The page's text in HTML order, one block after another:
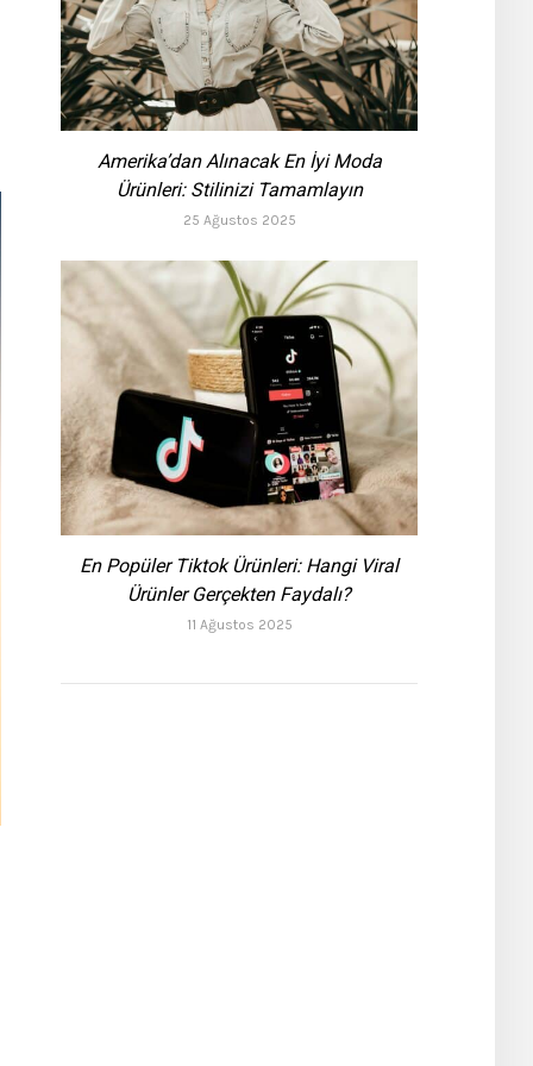
Amerika’dan Alınacak En İyi Moda
Ürünleri: Stilinizi Tamamlayın
25 Ağustos 2025
En Popüler Tiktok Ürünleri: Hangi Viral
Ürünler Gerçekten Faydalı?
11 Ağustos 2025